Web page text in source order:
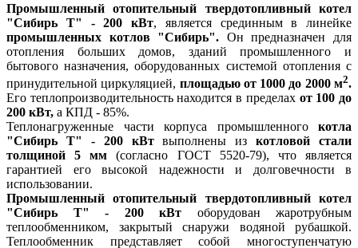
Промышленный отопительный твердотопливный котел
"Сибирь Т" - 200 кВт, является срединным в линейке
промышленных котлов "Сибирь". Он предназначен для
отопления больших домов, зданий промышленного и
бытового назначения, оборудованных системой отопления с
принудительной циркуляцией, площадью от 1000 до 2000 м2.
Его теплопроизводительность находится в пределах от 100 до
200 кВт, а КПД - 85%.
Теплонагруженные части корпуса промышленногокотла
"Сибирь Т" - 200 кВтвыполнены изкотловой стали
толщиной 5 мм (согласно ГОСТ 5520-79), что является
гарантией его высокой надежности и долговечности в
использовании.
Промышленный отопительный твердотопливный котел
"Сибирь Т" - 200 кВт оборудован жаротрубным
теплообменником, закрытый снаружи водяной рубашкой.
Теплообменник представляет собой многоступенчатую